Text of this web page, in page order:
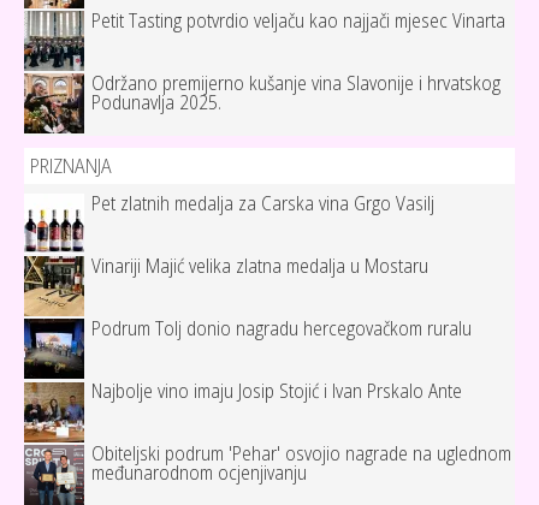
Petit Tasting potvrdio veljaču kao najjači mjesec Vinarta
Održano premijerno kušanje vina Slavonije i hrvatskog
Podunavlja 2025.
PRIZNANJA
Pet zlatnih medalja za Carska vina Grgo Vasilj
Vinariji Majić velika zlatna medalja u Mostaru
Podrum Tolj donio nagradu hercegovačkom ruralu
Najbolje vino imaju Josip Stojić i Ivan Prskalo Ante
Obiteljski podrum 'Pehar' osvojio nagrade na uglednom
međunarodnom ocjenjivanju